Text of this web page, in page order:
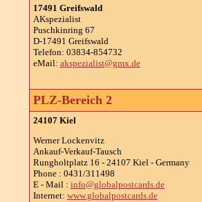
17491 Greifswald
AKspezialist
Puschkinring 67
D-17491 Greifswald
Telefon: 03834-854732
eMail: akspezialist@gmx.de
PLZ-Bereich 2
24107 Kiel
Werner Lockenvitz
Ankauf-Verkauf-Tausch
Rungholtplatz 16 - 24107 Kiel - Germany
Phone : 0431/311498
E - Mail : info@globalpostcards.de
Internet: www.globalpostcards.de